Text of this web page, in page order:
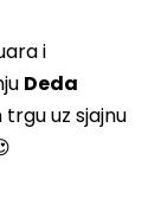
i
Deda
uz sjajnu